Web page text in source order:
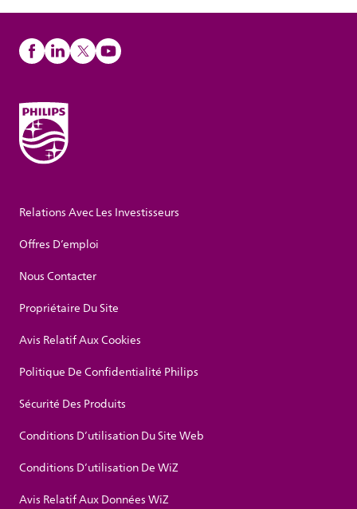
Relations Avec Les Investisseurs
Offres D’emploi
Nous Contacter
Propriétaire Du Site
Avis Relatif Aux Cookies
Politique De Confidentialité Philips
Sécurité Des Produits
Conditions D’utilisation Du Site Web
Conditions D’utilisation De WiZ
Avis Relatif Aux Données WiZ